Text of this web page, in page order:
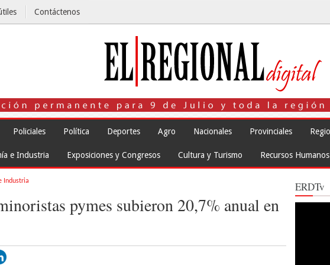
Contáctenos
Policiales Política Deportes Agro Nacionales Provinciales
e Industria Exposiciones y Congresos Cultura y Turismo Recursos Humanos
Industria
pymes subieron 20,7% anual en
ERDTv